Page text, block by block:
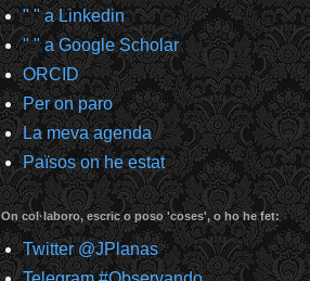
" " a Linkedin
" " a Google Scholar
ORCID
Per on paro
La meva agenda
Països on he estat
On col·laboro, escric o poso 'coses', o ho he fet:
Twitter @JPlanas